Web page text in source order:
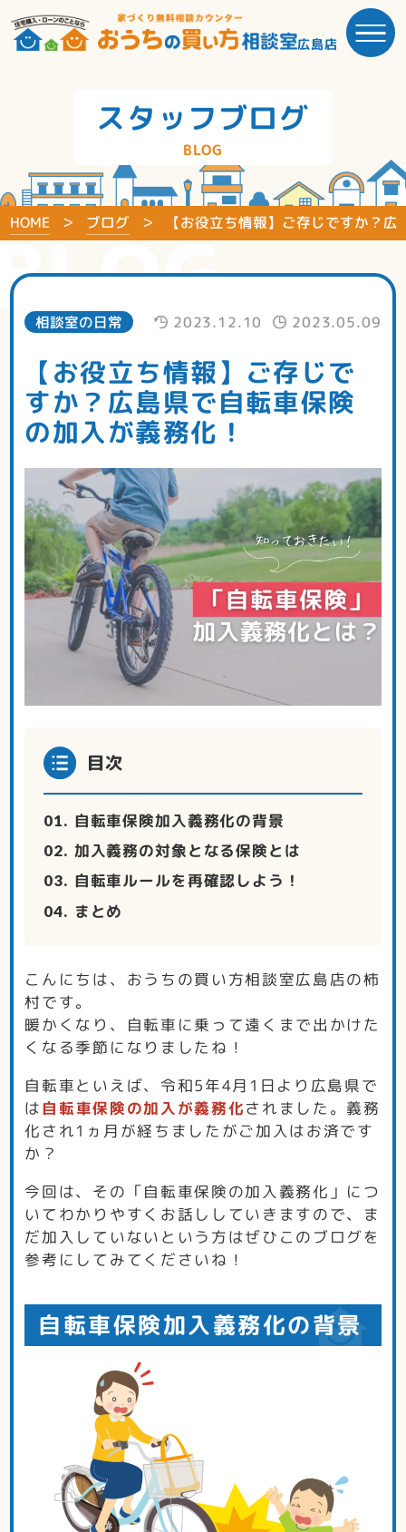
広島店
スタッフブログ
BLOG
HOME ブログ 【お役立ち情報】ご存じですか？
相談室の日常 2023.12.10 2023.05.09
【お役立ち情報】ご存じで
すか？広島県で自転車保険
の加入が義務化！
目次
自転車保険加入義務化の背景
加入義務の対象となる保険とは
自転車ルールを再確認しよう！
まとめ
こんにちは、おうちの買い方相談室広島店の柿
村です。
暖かくなり、自転車に乗って遠くまで出かけた
くなる季節になりましたね！
自転車といえば、令和5年4月1日より広島県で
は自転車保険の加入が義務化されました。義務
化され1ヵ月が経ちましたがご加入はお済です
か？
今回は、その「自転車保険の加入義務化」につ
いてわかりやすくお話ししていきますので、ま
だ加入していないという方はぜひこのブログを
参考にしてみてくださいね！
自転車保険加入義務化の背景